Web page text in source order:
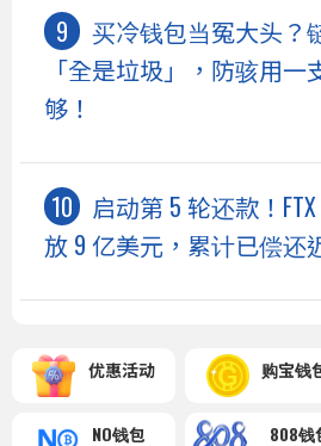
买冷钱包当冤大头？
「全是垃圾」，防骇用一
够！
启动第 5 轮还款！
放 9 亿美元，累计已偿还
优惠活动 购宝钱
NO钱包 808钱